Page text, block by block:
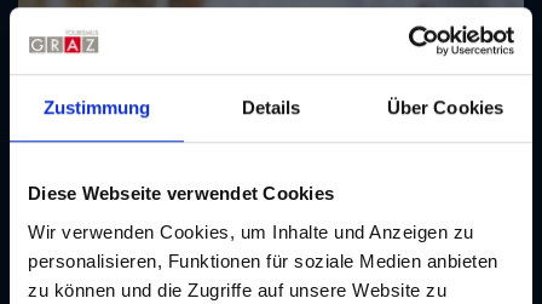
Zustimmung Details Über Cookies
Diese Webseite verwendet Cookies
Wir verwenden Cookies, um Inhalte und Anzeigen zu
personalisieren, Funktionen für soziale Medien anbieten
zu können und die Zugriffe auf unsere Website zu